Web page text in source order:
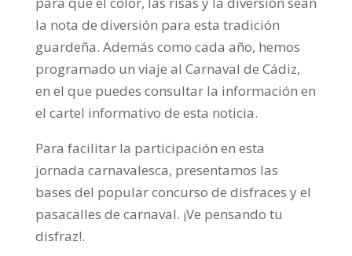
la nota de diversión para esta tradición
guardeña. Además como cada año, hemos
programado un viaje al Carnaval de Cádiz,
en el que puedes consultar la información en
el cartel informativo de esta noticia.
Para facilitar la participación en esta
jornada carnavalesca, presentamos las
bases del popular concurso de disfraces y el
pasacalles de carnaval. ¡Ve pensando tu
disfraz!.